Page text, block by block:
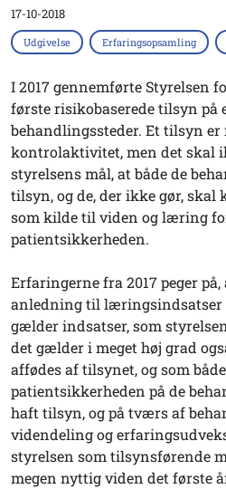
17-10-2018
Udgivelse Erfaringsopsamling
I 2017 gennemførte Styrelsen
første risikobaserede tilsyn på
behandlingssteder. Et tilsyn
kontrolaktivitet, men det skal
styrelsens mål, at både de
tilsyn, og de, der ikke gør, skal
som kilde til viden og læring
patientsikkerheden.
Erfaringerne fra 2017 peger
anledning til læringsindsatser
gælder indsatser, som
det gælder i meget høj grad
affødes af tilsynet, og som
patientsikkerheden på de
haft tilsyn, og på tværs af
videndeling og
styrelsen som tilsynsførende
megen nyttig viden det første